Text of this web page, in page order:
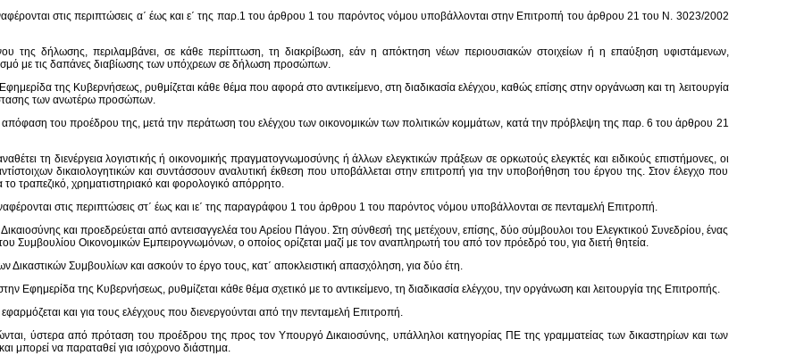
στις περιπτώσεις α΄ έως και ε΄ της παρ.1 του άρθρου 1 του παρόντος νόμου υποβάλλονται στην Επιτροπή του άρθρου 21 του Ν. 3023/2002
της δήλωσης, περιλαμβάνει, σε κάθε περίπτωση, τη διακρίβωση, εάν η απόκτηση νέων περιουσιακών στοιχείων ή η επαύξηση υφιστάμενων,
με τις δαπάνες διαβίωσης των υπόχρεων σε δήλωση προσώπων.
της Κυβερνήσεως, ρυθμίζεται κάθε θέμα που αφορά στο αντικείμενο, στη διαδικασία ελέγχου, καθώς επίσης στην οργάνωση και τη λειτουργία
των ανωτέρω προσώπων.
απόφαση του προέδρου της, μετά την περάτωση του ελέγχου των οικονομικών των πολιτικών κομμάτων, κατά την πρόβλεψη της παρ. 6 του άρθρου 21
τη διενέργεια λογιστικής ή οικονομικής πραγματογνωμοσύνης ή άλλων ελεγκτικών πράξεων σε ορκωτούς ελεγκτές και ειδικούς επιστήμονες, οι
δικαιολογητικών και συντάσσουν αναλυτική έκθεση που υποβάλλεται στην επιτροπή για την υποβοήθηση του έργου της. Στον έλεγχο που
το τραπεζικό, χρηματιστηριακό και φορολογικό απόρρητο.
στις περιπτώσεις στ΄ έως και ιε΄ της παραγράφου 1 του άρθρου 1 του παρόντος νόμου υποβάλλονται σε πενταμελή Επιτροπή.
και προεδρεύεται από αντεισαγγελέα του Αρείου Πάγου. Στη σύνθεσή της μετέχουν, επίσης, δύο σύμβουλοι του Ελεγκτικού Συνεδρίου, ένας
Συμβουλίου Οικονομικών Εμπειρογνωμόνων, ο οποίος ορίζεται μαζί με τον αναπληρωτή του από τον πρόεδρό του, για διετή θητεία.
Δικαστικών Συμβουλίων και ασκούν το έργο τους, κατ΄ αποκλειστική απασχόληση, για δύο έτη.
της Κυβερνήσεως, ρυθμίζεται κάθε θέμα σχετικό με το αντικείμενο, τη διαδικασία ελέγχου, την οργάνωση και λειτουργία της Επιτροπής.
και για τους ελέγχους που διενεργούνται από την πενταμελή Επιτροπή.
ύστερα από πρόταση του προέδρου της προς τον Υπουργό Δικαιοσύνης, υπάλληλοι κατηγορίας ΠΕ της γραμματείας των δικαστηρίων και των
μπορεί να παραταθεί για ισόχρονο διάστημα.